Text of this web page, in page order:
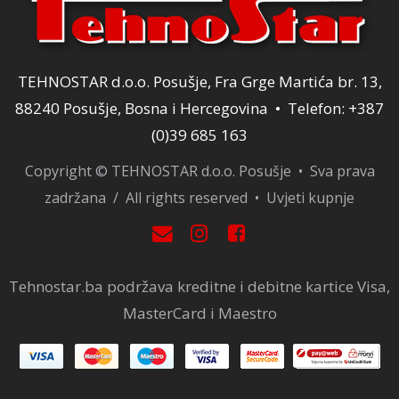
TEHNOSTAR d.o.o. Posušje, Fra Grge Martića br. 13,
88240 Posušje, Bosna i Hercegovina • Telefon: +387
(0)39 685 163
Copyright © TEHNOSTAR d.o.o. Posušje • Sva prava
zadržana / All rights reserved • Uvjeti kupnje
Tehnostar.ba podržava kreditne i debitne kartice Visa,
MasterCard i Maestro